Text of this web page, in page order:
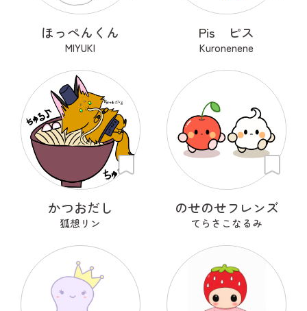
ほっぺんくん
MIYUKI
Pis ピス
Kuronenene
かつおだし
狐想リン
のせのせフレンズ
てらさこなるみ